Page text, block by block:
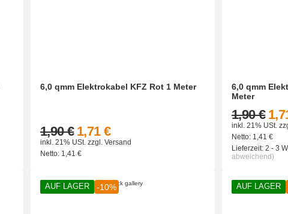
6,0 qmm Elektrokabel KFZ Rot 1 Meter
1,71 €
1,90 €
inkl. 21% USt. zzgl. Versand
Netto: 1,41 €
6,0 qmm
Meter
1,90 €
inkl. 21% USt.
Netto: 1,41 €
Lieferzeit: 2 - 3
abweichend)
AUF LAGER -10% AUF LAGER